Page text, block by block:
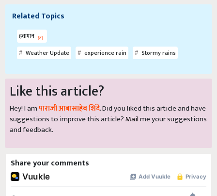
Related Topics
हवामान
Weather Update
experience rain Stormy rains
Like this article?
Hey! I amपाराजी आबासाहेब शिंदे. Did you liked this article and have
suggestions to improve this article?Mailme your suggestions
and feedback.
Share your comments